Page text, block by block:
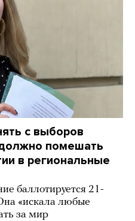
с выборов
помешать
в региональные
баллотируется 21-
«искала любые
за мир